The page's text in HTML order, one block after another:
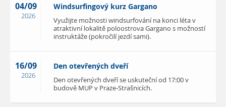
04/09
2026
Windsurfingový kurz Gargano
Využijte možnosti windsurfování na konci léta v
atraktivní lokalitě poloostrova Gargano s možností
instruktáže (pokročilí jezdí sami).
16/09
2026
Den otevřených dveří
Den otevřených dveří se uskuteční od 17:00 v
budově MUP v Praze-Strašnicích.